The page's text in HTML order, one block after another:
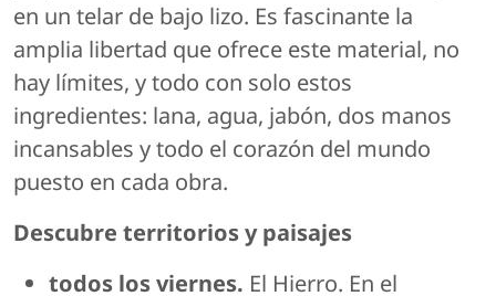
en un telar de bajo lizo. Es fascinante la
amplia libertad que ofrece este material, no
hay límites, y todo con solo estos
ingredientes: lana, agua, jabón, dos manos
incansables y todo el corazón del mundo
puesto en cada obra.
Descubre territorios y paisajes
todos los viernes. El Hierro. En el